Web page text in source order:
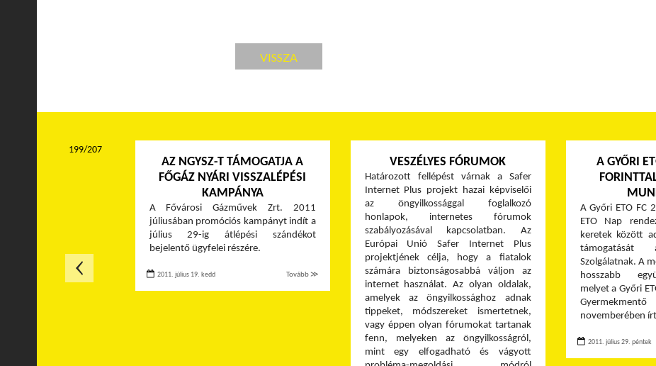
VISSZA
AZ NGYSZ-T TÁMOGATJA A
FŐGÁZ NYÁRI VISSZALÉPÉSI
KAMPÁNYA
A Fővárosi Gázművek Zrt. 2011
júliusában promóciós kampányt indít a
július 29-ig átlépési szándékot
bejelentő ügyfelei részére.
2011. július 19. kedd Tovább ≫
VESZÉLYES FÓRUMOK
Határozott fellépést várnak a Safer
Internet Plus projekt hazai képviselői
az öngyilkossággal foglalkozó
honlapok, internetes fórumok
szabályozásával kapcsolatban. Az
Európai Unió Safer Internet Plus
projektjének célja, hogy a fiatalok
számára biztonságosabbá váljon az
internet használat. Az olyan oldalak,
amelyek az öngyilkossághoz adnak
tippeket, módszereket ismertetnek,
vagy éppen olyan fórumokat tartanak
fenn, melyeken az öngyilkosságról,
mint egy elfogadható és vágyott
A GYŐRI
A Győri ETO FC
ETO Nap
keretek között
támogatását
Szolgálatnak. A
hosszabb
melyet a Győri
novemberében
2011. július 29. péntek
199/207